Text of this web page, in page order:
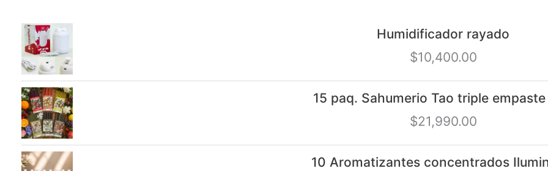
Humidificador rayado
$10,400.00
15 paq. Sahumerio Tao triple
$21,990.00
10 Aromatizantes concentrados